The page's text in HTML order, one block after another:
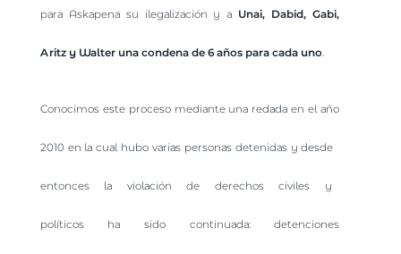
para Askapena su ilegalización y a Unai, Dabid, Gabi,
Aritz y Walteruna condena de 6 años para cada uno.
Conocimos este proceso mediante una redada en el año
2010 en la cual hubo varias personas detenidas y desde
entonces la violación de derechos civiles y
políticos ha sido continuada: detenciones